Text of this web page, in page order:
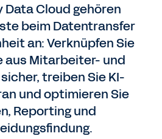
Data Cloud gehören
beim Datentransfer
an: Verknüpfen Sie
aus Mitarbeiter- und
treiben Sie KI-
und optimieren Sie
Reporting und